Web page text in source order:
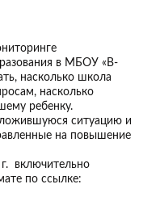
в МБОУ «В-
насколько школа
насколько
ребенку.
ситуацию и
на повышение
включительно
по ссылке: